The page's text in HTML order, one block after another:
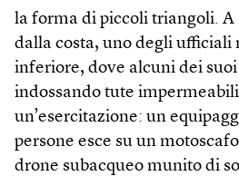
la forma di piccoli triangoli.
dalla costa, uno degli ufficiali
inferiore, dove alcuni dei
indossando tute impermeabili
un’esercitazione: un
persone esce su un
drone subacqueo munito di